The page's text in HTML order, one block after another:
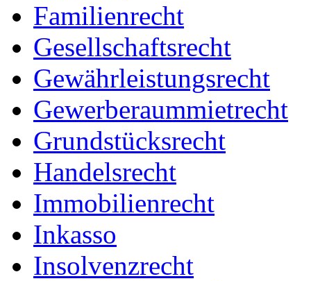
Familienrecht
Gesellschaftsrecht
Gewährleistungsrecht
Gewerberaummietrecht
Grundstücksrecht
Handelsrecht
Immobilienrecht
Inkasso
Insolvenzrecht